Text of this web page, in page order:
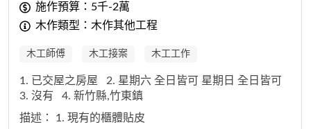
施作預算：5千-2萬
木作類型：木作其他工程
木工師傅 木工接案 木工工作
1. 已交屋之房屋
2. 星期六 全日皆可 星期日 全日皆可
3. 沒有
4. 新竹縣,竹東鎮
描述： 1. 現有的櫃體貼皮